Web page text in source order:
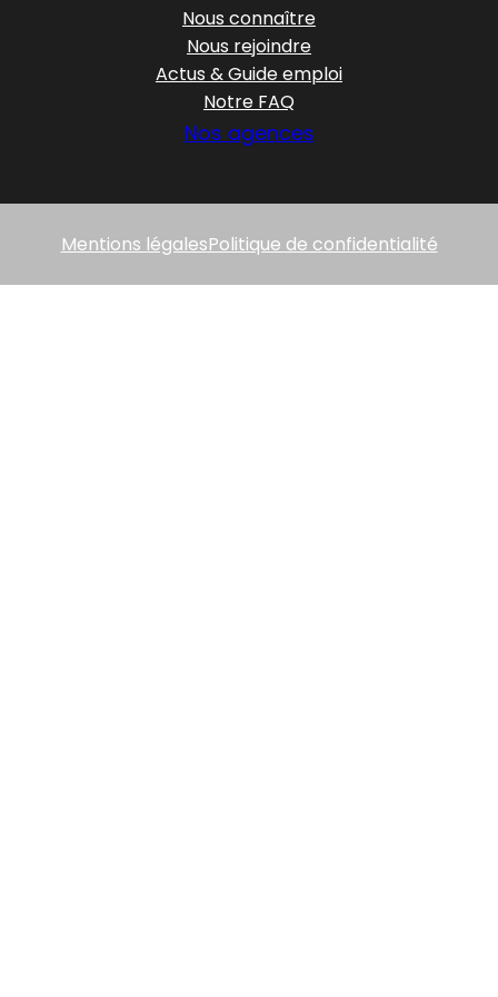
Nous connaître
Nous rejoindre
Actus & Guide emploi
Notre FAQ
Nos agences
Mentions légalesPolitique de confidentialité